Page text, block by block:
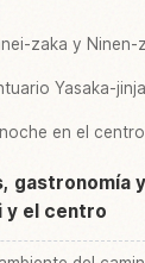
zaka y
Yasaka-
en el centro
gastronomía
y el centro